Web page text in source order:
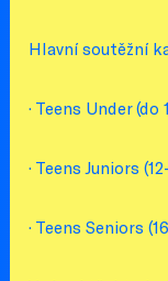
Hlavní soutěžní
· Teens Under (do
· Teens Juniors
· Teens Seniors